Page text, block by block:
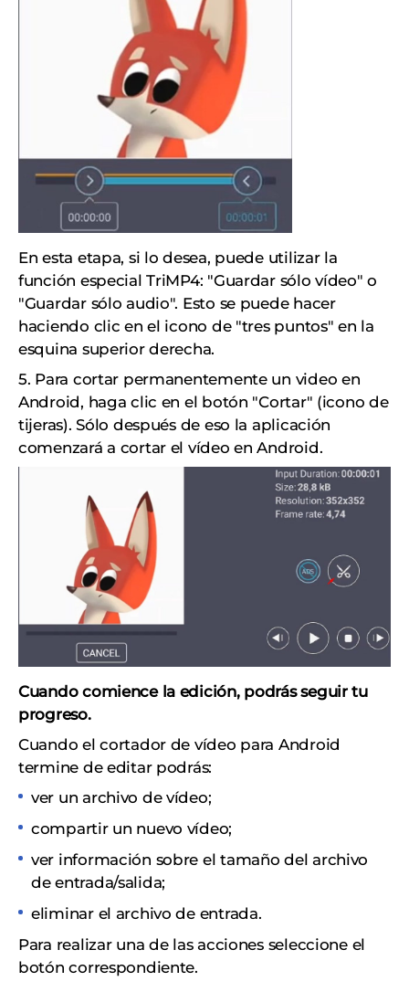
En esta etapa, si lo desea, puede utilizar la
función especial TriMP4: "Guardar sólo vídeo" o
"Guardar sólo audio". Esto se puede hacer
haciendo clic en el icono de "tres puntos" en la
esquina superior derecha.
5. Para cortar permanentemente un video en
Android, haga clic en el botón "Cortar" (icono de
tijeras). Sólo después de eso la aplicación
comenzará a cortar el vídeo en Android.
Cuando comience la edición, podrás seguir tu
progreso.
Cuando el cortador de vídeo para Android
termine de editar podrás:
ver un archivo de vídeo;
compartir un nuevo vídeo;
ver información sobre el tamaño del archivo
de entrada/salida;
eliminar el archivo de entrada.
Para realizar una de las acciones seleccione el
botón correspondiente.